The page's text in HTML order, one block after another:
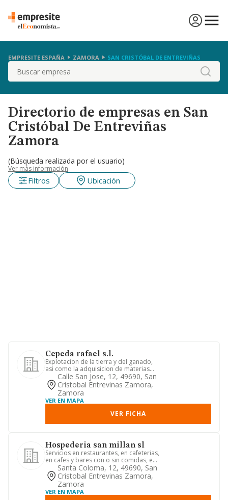
EMPRESITE ESPAÑA ZAMORA SAN CRISTÓBAL DE ENTREVIÑAS
Buscar
Directorio de empresas en San
Cristóbal De Entreviñas
Zamora
(Búsqueda realizada por el usuario)
Ver más información
Filtros Ubicación
Cepeda rafael s.l.
Explotacion de la tierra y del ganado,
asi como la adquisicion de materias
primas necesarias para d...
Calle San Jose, 12, 49690, San
Cristobal Entrevinas Zamora,
Zamora
VER EN MAPA
VER FICHA
Hospederia san millan sl
Servicios en restaurantes, en cafeterias,
en cafes y bares con o sin comidas, en
chocolaterias, hel...
Santa Coloma, 12, 49690, San
Cristobal Entrevinas Zamora,
Zamora
VER EN MAPA